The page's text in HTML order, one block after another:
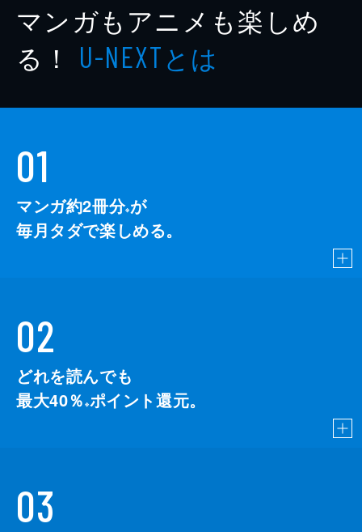
マンガもアニメも楽しめ
る！ U-NEXTとは
01
マンガ約2冊分※が
毎月タダで楽しめる。
02
どれを読んでも
最大40％ ※ポイント還元。
03